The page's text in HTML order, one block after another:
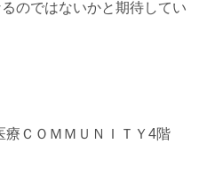
のではないかと期待してい
療ＣＯＭＭＵＮＩＴＹ4階